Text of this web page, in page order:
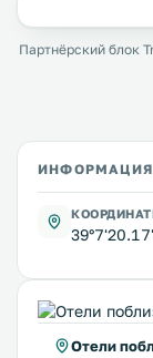
Партнёрский блок
ИНФОРМАЦИЯ
Отели